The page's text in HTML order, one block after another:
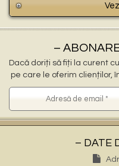
–
Dacă doriți să fiți la curent
pe care le oferim clienților,
– DATE